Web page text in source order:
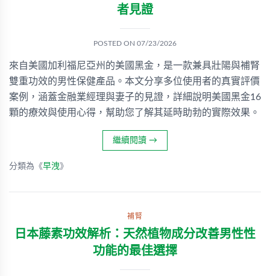
者見證
POSTED ON 07/23/2026
來自美國加利福尼亞州的美國黑金，是一款兼具壯陽與補腎
雙重功效的男性保健產品。本文分享多位使用者的真實評價
案例，涵蓋金融業經理與妻子的見證，詳細說明美國黑金16
顆的療效與使用心得，幫助您了解其延時助勃的實際效果。
繼續閱讀 →
分類為《早洩》
補腎
日本藤素功效解析：天然植物成分改善男性性
功能的最佳選擇